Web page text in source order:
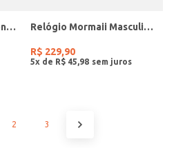
Relógio + Acessório Condor Feminino PRATA Relógio Mormaii Masculino PRETO
R$ 229,90
5x de R$ 45 98
2 3